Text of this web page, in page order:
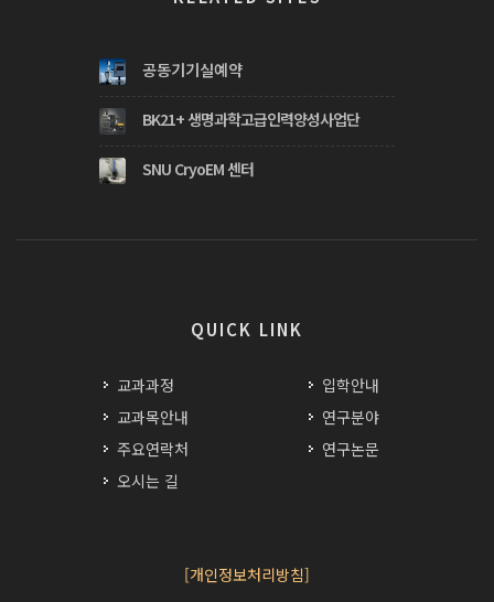
공동기기실예약
BK21+ 생명과학고급인력양성사업단
SNU CryoEM 센터
QUICK LINK
교과과정
교과목안내
주요연락처
오시는 길
입학안내
연구분야
연구논문
[개인정보처리방침]